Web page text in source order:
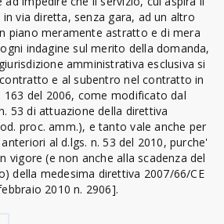
via diretta, senza gara, ad un altro
piano meramente astratto e di mera
indagine sul merito della domanda,
amministrativa esclusiva si
e al subentro nel contratto in
163 del 2006, come modificato dal
53 di attuazione della direttiva
proc. amm.), e tanto vale anche per
al d.lgs. n. 53 del 2010, purche'
vigore (e non anche alla scadenza del
della medesima direttiva 2007/66/CE
2010 n. 2906].